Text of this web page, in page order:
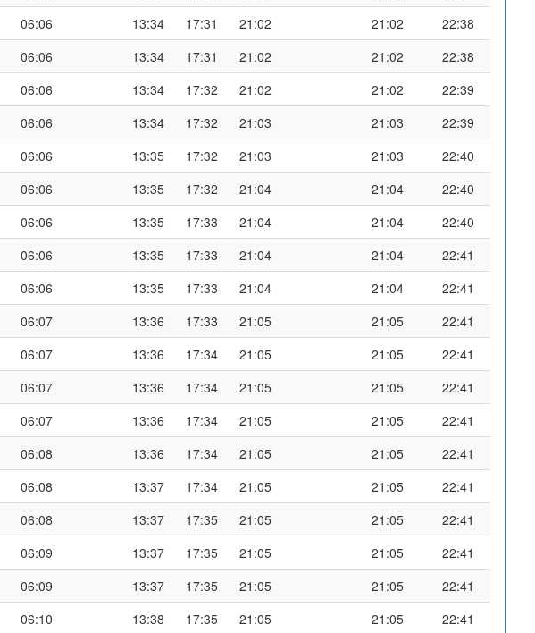
06:06 13:34 17:31 21:02 21:02
22:38
06:06 13:34 17:31 21:02 21:02
22:38
06:06 13:34 17:32 21:02 21:02
22:39
06:06 13:34 17:32 21:03 21:03
22:39
06:06 13:35 17:32 21:03 21:03
22:40
06:06 13:35 17:32 21:04 21:04
22:40
06:06 13:35 17:33 21:04 21:04
22:40
06:06 13:35 17:33 21:04 21:04
22:41
06:06 13:35 17:33 21:04 21:04
22:41
06:07 13:36 17:33 21:05 21:05
22:41
06:07 13:36 17:34 21:05 21:05
22:41
06:07 13:36 17:34 21:05 21:05
22:41
06:07 13:36 17:34 21:05 21:05
22:41
06:08 13:36 17:34 21:05 21:05
22:41
06:08 13:37 17:34 21:05 21:05
22:41
06:08 13:37 17:35 21:05 21:05
22:41
06:09 13:37 17:35 21:05 21:05
22:41
06:09 13:37 17:35 21:05 21:05
22:41
06:10 13:38 17:35 21:05 21:05 22:41